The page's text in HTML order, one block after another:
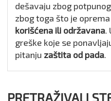
dešavaju zbog
zbog toga što je oprema
korišćena ili održavana.
greške koje se
pitanju zaštita od pada.
PRETRAŽIVALI